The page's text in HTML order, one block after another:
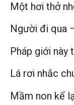
Một hơi thở
Người đi qua
Pháp giới này
Lá rơi nhắc
Mầm non kể